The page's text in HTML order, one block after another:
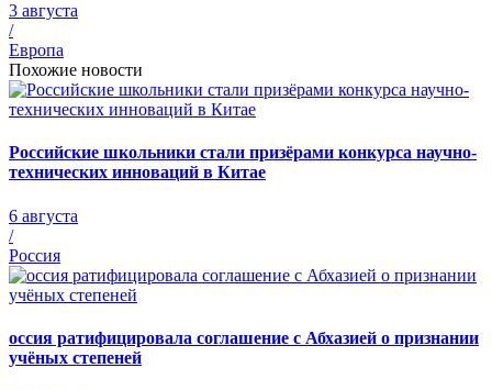
3 августа
/
Европа
Похожие новости
Российские школьники стали призёрами конкурса научно-
технических инноваций в Китае
6 августа
/
Россия
оссия ратифицировала соглашение с Абхазией о признании
учёных степеней